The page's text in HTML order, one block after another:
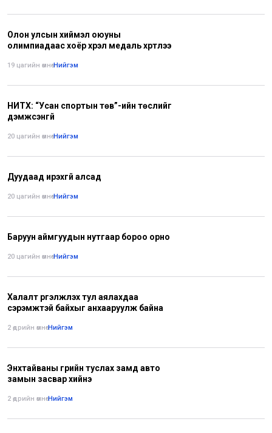
Олон улсын хиймэл оюуны
олимпиадаас хоёр хүрэл медаль хүртлээ
19 цагийн өмнө•Нийгэм
НИТХ: “Усан спортын төв”-ийн төслийг
дэмжсэнгүй
20 цагийн өмнө•Нийгэм
Дуудаад ирэхгүй алсад
20 цагийн өмнө•Нийгэм
Баруун аймгуудын нутгаар бороо орно
20 цагийн өмнө•Нийгэм
Халалт үргэлжлэх тул аялахдаа
сэрэмжтэй байхыг анхааруулж байна
2 өдрийн өмнө•Нийгэм
Энхтайваны гүүрийн туслах замд авто
замын засвар хийнэ
2 өдрийн өмнө•Нийгэм